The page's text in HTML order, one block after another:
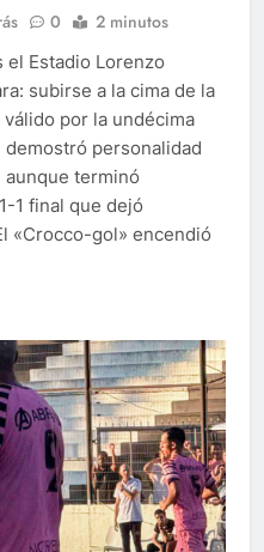
0 2 minutos
el Estadio Lorenzo
subirse a la cima de la
por la undécima
personalidad
terminó
1 final que dejó
«Crocco-gol» encendió